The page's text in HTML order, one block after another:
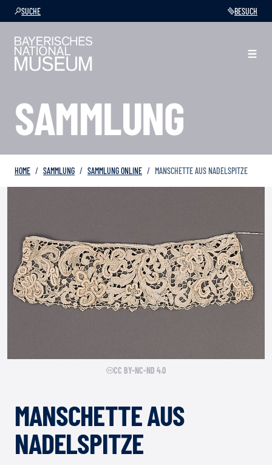
SUCHE BESUCH
SAMMLUNG
HOME SAMMLUNG SAMMLUNG ONLINE MANSCHETTE AUS NADELSPITZE
CC BY-NC-ND 4.0
MANSCHETTE AUS
NADELSPITZE